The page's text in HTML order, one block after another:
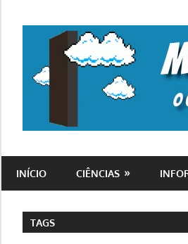
está
toda
parte
INÍCIO CIÊNCIAS
TAGS